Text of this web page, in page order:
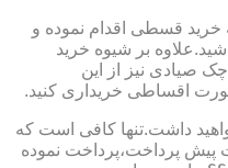
خرید قسطی اقدام نموده و
بر شیوه خرید
چک صیادی نیز از این
اقساطی خریداری کنید.
داشت.تنها کافی است که
پیش پرداخت،پرداخت نموده